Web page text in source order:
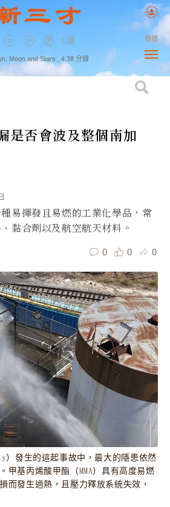
Moon and Stars , 4:38 分鐘
簡體
是否會波及整個南加
易揮發且易燃的工業化學品，常
黏合劑以及航空航天材料。
0 0 0
）發生的這起事故中，最大的隱患依然
甲基丙烯酸甲酯（MMA）具有高度易燃
而發生過熱，且壓力釋放系統失效，